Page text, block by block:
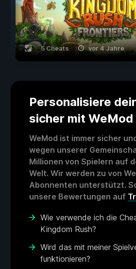
5 Cheats vor 4 Jahre
Personalisiere
sicher mit WeMod
WeMod ist immer sicher
wegen unserer
Millionen von Spielern auf
Welt. Wir werden zu von
Abonnenten unterstützt.
unsere Bewertungen auf
Wie verwende ich die
Kingdom Rush?
Wird das mit meiner
funktionieren?